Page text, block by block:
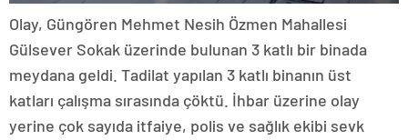
Olay, Güngören Mehmet Nesih Özmen Mahallesi
Gülsever Sokak üzerinde bulunan 3 katlı bir binada
meydana geldi. Tadilat yapılan 3 katlı binanın üst
katları çalışma sırasında çöktü. İhbar üzerine olay
yerine çok sayıda itfaiye, polis ve sağlık ekibi sevk